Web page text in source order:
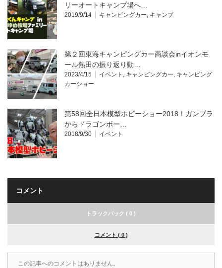
リーオートキャンプ場へ…
2019/9/14 キャンピングカー, キャンプ
第２回東海キャンピングカー商談会inイオンモ
ール熱田の振り返り動…
2023/4/15 イベント , キャンピングカー, キャンピング
カーショー
第58回全日本模型ホビーショー2018！ガンプラ
からドラゴンボー…
2018/9/30 イベント
コメント
トラックバック ( 0 )
コメント ( 0 )
この記事へのコメントはありません。